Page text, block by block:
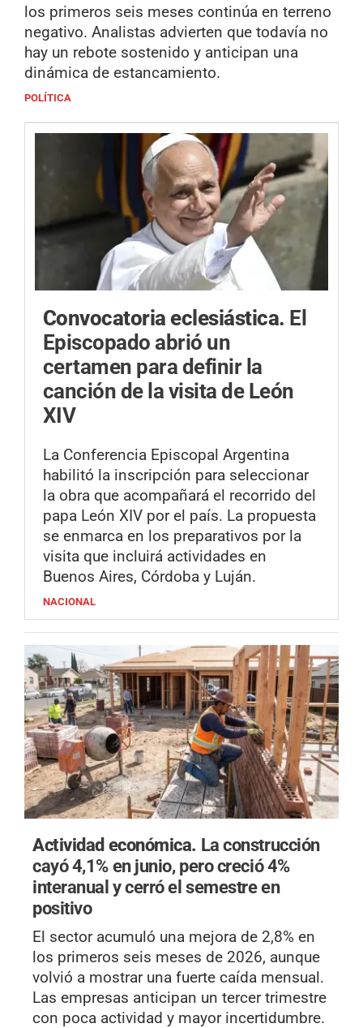
los primeros seis meses continúa en terreno
negativo. Analistas advierten que todavía no
hay un rebote sostenido y anticipan una
dinámica de estancamiento.
POLÍTICA
Convocatoria eclesiástica. El
Episcopado abrió un
certamen para definir la
canción de la visita de León
XIV
La Conferencia Episcopal Argentina
habilitó la inscripción para seleccionar
la obra que acompañará el recorrido del
papa León XIV por el país. La propuesta
se enmarca en los preparativos por la
visita que incluirá actividades en
Buenos Aires, Córdoba y Luján.
NACIONAL
Actividad económica. La construcción
cayó 4,1% en junio, pero creció 4%
interanual y cerró el semestre en
positivo
El sector acumuló una mejora de 2,8% en
los primeros seis meses de 2026, aunque
volvió a mostrar una fuerte caída mensual.
Las empresas anticipan un tercer trimestre
con poca actividad y mayor incertidumbre.